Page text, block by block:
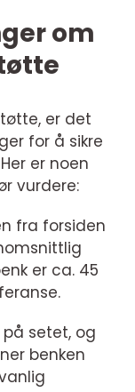
om
er det
for å sikre
er noen
vurdere:
fra forsiden
er ca. 45
setet, og
benken